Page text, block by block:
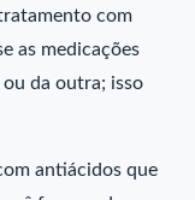
com
as medicações
da outra; isso
antiácidos que